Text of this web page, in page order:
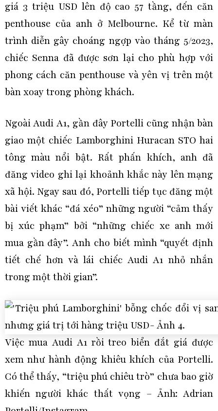
giá 3 triệu USD lên độ cao 57 tầng, đến căn
penthouse của anh ở Melbourne. Kể từ màn
trình diễn gây choáng ngợp vào tháng 5/2023,
chiếc Senna đã được sơn lại cho phù hợp với
phong cách căn penthouse và yên vị trên một
bàn xoay trong phòng khách.
Ngoài Audi A1, gần đây Portelli cũng nhận bàn
giao một chiếc Lamborghini Huracan STO hai
tông màu nổi bật. Rất phấn khích, anh đã
đăng video ghi lại khoảnh khắc này lên mạng
xã hội. Ngay sau đó, Portelli tiếp tục đăng một
bài viết khác “đá xéo” những người “cảm thấy
bị xúc phạm” bởi “những chiếc xe anh mới
mua gần đây”. Anh cho biết mình “quyết định
tiết chế hơn và lái chiếc Audi A1 nhỏ nhắn
trong một thời gian”.
Việc mua Audi A1 rồi treo biển đắt giá được
xem như hành động khiêu khích của Portelli.
Có thể thấy, “triệu phú chiêu trò” chưa bao giờ
khiến người khác thất vọng – Ảnh: Adrian